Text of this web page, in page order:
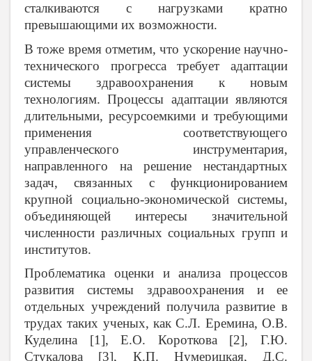
сталкиваются с нагрузками кратно
превышающими их возможности.
В тоже время отметим, что ускорение научно-
технического прогресса требует адаптации
системы здравоохранения к новым
технологиям. Процессы адаптации являются
длительными, ресурсоемкими и требующими
применения соответствующего
управленческого инструментария,
направленного на решение нестандартных
задач, связанных с функционированием
крупной социально-экономической системы,
объединяющей интересы значительной
численности различных социальных групп и
институтов.
Проблематика оценки и анализа процессов
развития системы здравоохранения и ее
отдельных учреждений получила развитие в
трудах таких ученых, как С.Л. Еремина, О.В.
Куделина [1], Е.О. Короткова [2], Г.Ю.
Стукалова [3], К.П. Нумерицкая, Д.С.